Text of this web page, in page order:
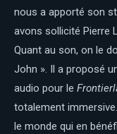
nous a apporté son
avons sollicité Pierre
Quant au son, on le
John ». Il a proposé
audio pour le
totalement
le monde qui en